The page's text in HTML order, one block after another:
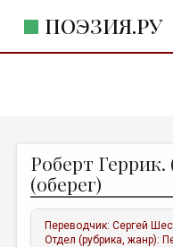
ПОЭЗИЯ.РУ
ЖАНРЫ
АВТОРЫ
КОММЕНТАРИИ
Роберт
(оберег)
Переводчик:Сергей
Отдел (рубрика, жанр):